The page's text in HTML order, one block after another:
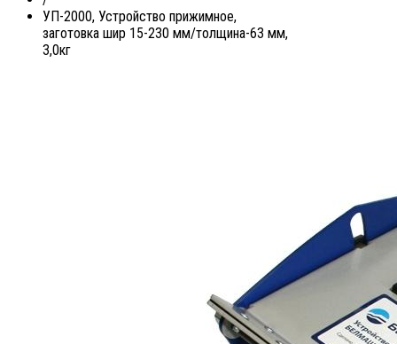
УП-2000, Устройство прижимное,
заготовка шир 15-230 мм/толщина-63 мм,
3,0кг